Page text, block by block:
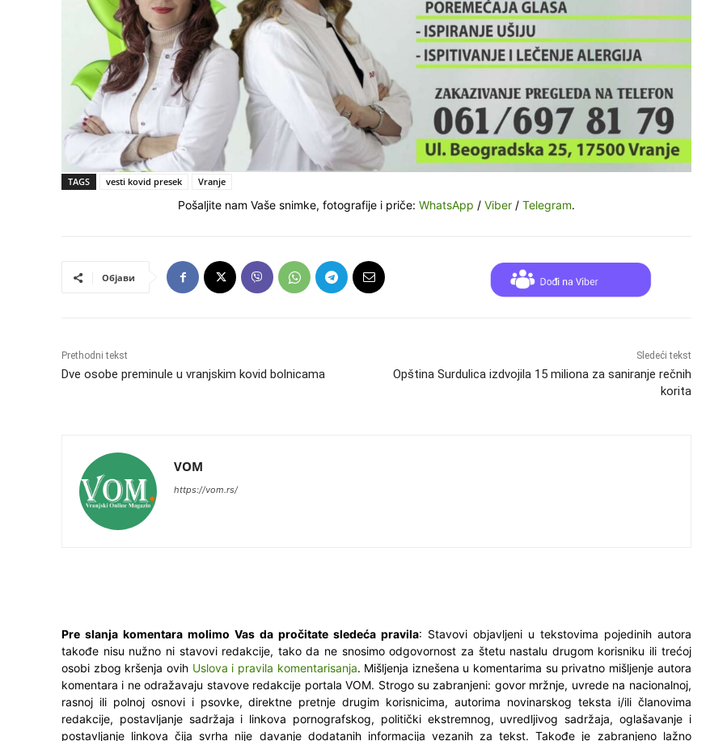
TAGS vesti kovid presek Vranje
Pošaljite nam Vaše snimke, fotografije i priče: WhatsApp / Viber/ Telegram.
Објави
Prethodni tekst
Dve osobe preminule u vranjskim kovid bolnicama
Sledeći tekst
Opština Surdulica izdvojila 15 miliona za saniranje rečnih
korita
VOM
https://vom.rs/
Pre slanja komentara molimo Vas da pročitate sledeća pravila: Stavovi objavljeni u tekstovima pojedinih autora
takođe nisu nužno ni stavovi redakcije, tako da ne snosimo odgovornost za štetu nastalu drugom korisniku ili trećoj
osobi zbog kršenja ovih Uslova i pravila komentarisanja. Mišljenja iznešena u komentarima su privatno mišljenje autora
komentara i ne odražavaju stavove redakcije portala VOM. Strogo su zabranjeni: govor mržnje, uvrede na nacionalnoj,
rasnoj ili polnoj osnovi i psovke, direktne pretnje drugim korisnicima, autorima novinarskog teksta i/ili članovima
redakcije, postavljanje sadržaja i linkova pornografskog, politički ekstremnog, uvredljivog sadržaja, oglašavanje i
postavljanje linkova čija svrha nije davanje dodatanih informacija vezanih za tekst. Takođe je zabranjeno lažno